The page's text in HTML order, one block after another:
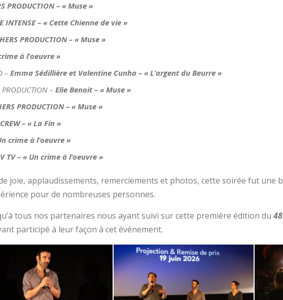
PRODUCTION – « Muse »
INTENSE – « Cette Chienne de vie »
PRODUCTION – « Muse »
à l’oeuvre »
– Emma Sédillière et Valentine Cunha – « L’argent du Beurre »
– Elie Benoit – « Muse »
PRODUCTION – « Muse »
– « La Fin »
crime à l’oeuvre »
TV – « Un crime à l’oeuvre »
joie, applaudissements, remerciements et photos, cette soirée fut une
pour de nombreuses personnes.
tous nos partenaires nous ayant suivi sur cette première édition du
participé à leur façon à cet événement.